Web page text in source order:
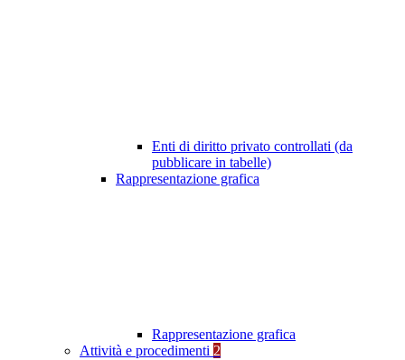
Enti di diritto privato controllati (da
pubblicare in tabelle)
Rappresentazione grafica
Rappresentazione grafica
Attività e procedimenti 2